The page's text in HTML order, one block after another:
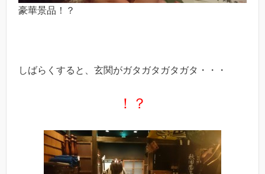
豪華景品！？
しばらくすると、玄関がガタガタガタガタ・・・
！？